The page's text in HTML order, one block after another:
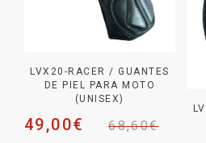
LVX20-RACER / GUANTES
DE PIEL PARA MOTO
(UNISEX)
68,60€
49,00€